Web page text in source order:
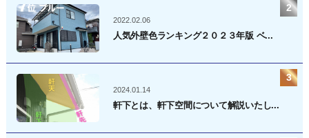
2022.02.06
人気外壁色ランキング２０２３年版 ベ...
2024.01.14
軒下とは、軒下空間について解説いたし...